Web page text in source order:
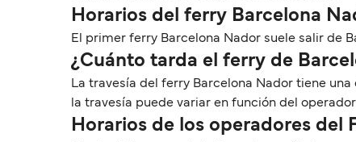
Horarios del ferry Barcelona
El primer ferry Barcelona Nador suele salir de
¿Cuánto tarda el ferry de
La travesía del ferry Barcelona Nador tiene
la travesía puede variar en función del
Horarios de los operadores del